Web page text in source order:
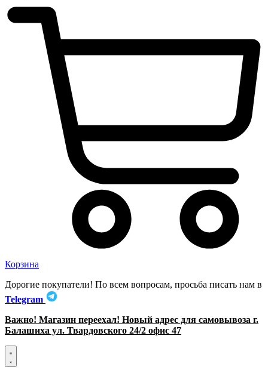
Корзина
Дорогие покупатели! По всем вопросам, просьба писать нам в
Telegram
Важно! Магазин переехал! Новый адрес для самовывоза г.
Балашиха ул. Твардовского 24/2 офис 47